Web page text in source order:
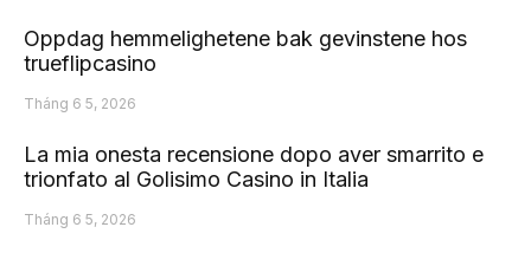
Oppdag hemmelighetene bak gevinstene hos
trueflipcasino
Tháng 6 5, 2026
La mia onesta recensione dopo aver smarrito e
trionfato al Golisimo Casino in Italia
Tháng 6 5, 2026